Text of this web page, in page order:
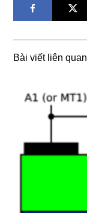
Bài viết liên quan